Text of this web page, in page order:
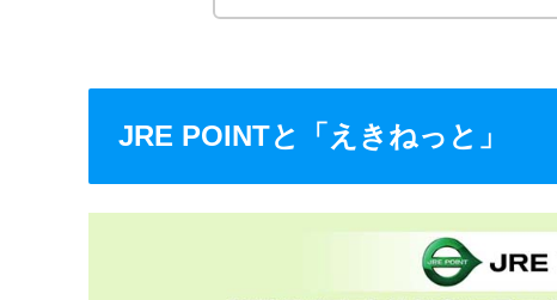
JRE POINTと「えきねっと」